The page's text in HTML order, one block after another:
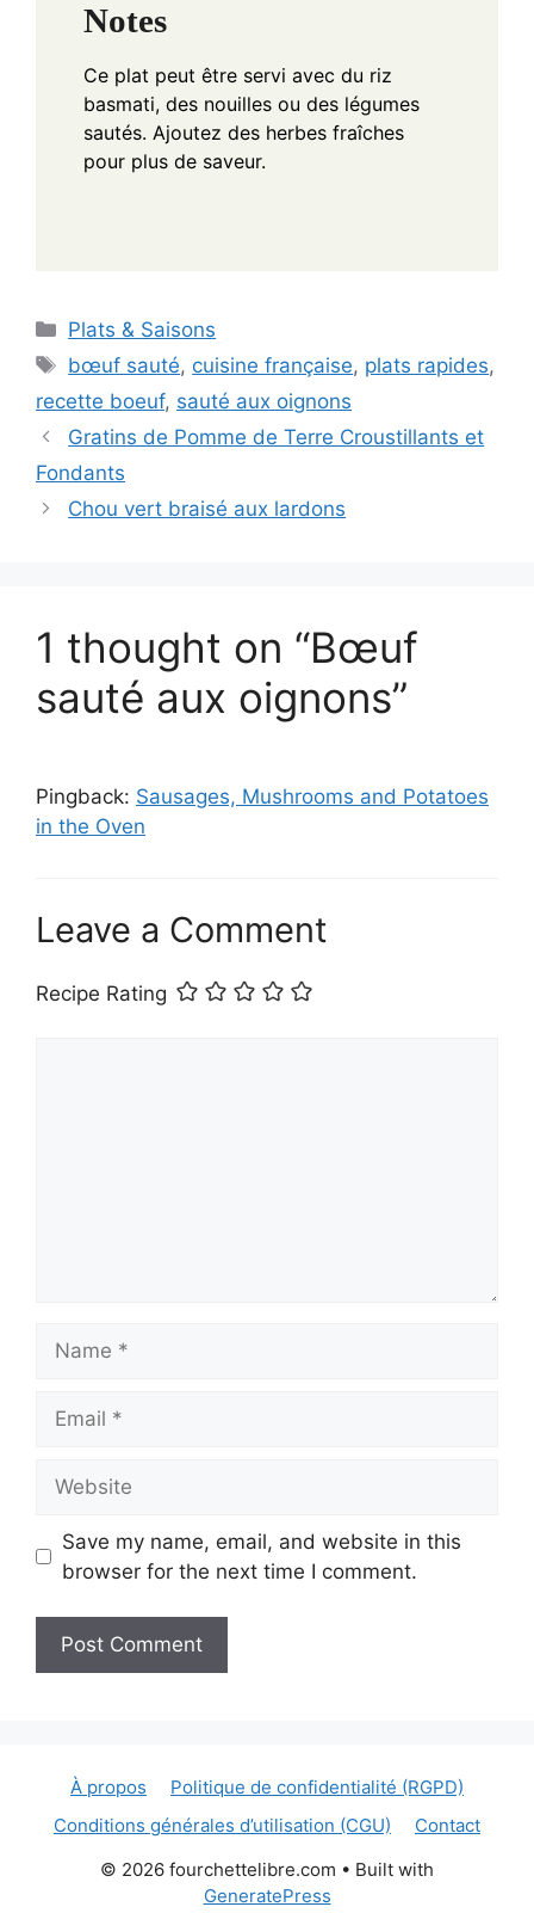
Notes
Ce plat peut être servi avec du riz
basmati, des nouilles ou des légumes
sautés. Ajoutez des herbes fraîches
pour plus de saveur.
Categories
Plats & Saisons
Tags
bœuf sauté, cuisine française, plats rapides,
recette boeuf, sauté aux oignons
Gratins de Pomme de Terre Croustillants et
Fondants
Chou vert braisé aux lardons
1 thought on “Bœuf
sauté aux oignons”
Pingback: Sausages, Mushrooms and Potatoes
in the Oven
Leave a Comment
Recipe Rating
Save my name, email, and website in this
browser for the next time I comment.
À propos
Politique de confidentialité (RGPD)
Conditions générales d’utilisation (CGU)
Contact
© 2026 fourchettelibre.com • Built with
GeneratePress